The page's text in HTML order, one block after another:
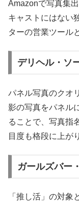
Amazonで写真集
キャストにはない
ターの営業ツール
デリヘル・ソ
パネル写真のクオ
影の写真をパネル
ることで、写真指
目度も格段に上が
ガールズバー
「推し活」の対